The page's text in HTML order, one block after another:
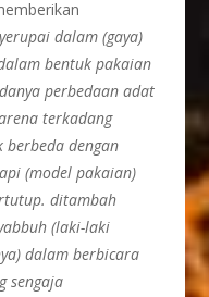
dalam (gaya)
bentuk pakaian
perbedaan adat
terkadang
dengan
(model pakaian)
ditambah
(laki-laki
dalam berbicara
sengaja